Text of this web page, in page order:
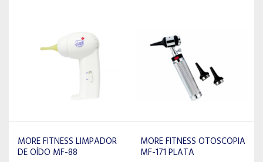
MORE FITNESS OTOSCOPIA
MF-171 PLATA
MORE FITNESS
OFTALMOSCOPIA MF175